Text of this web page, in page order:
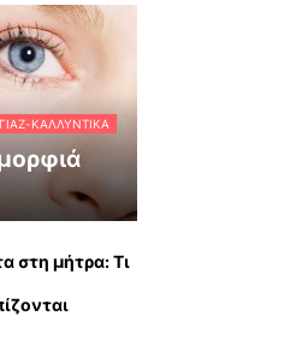
ΚΑΛΛΥΝΤΙΚΆ
στη μήτρα: Τι